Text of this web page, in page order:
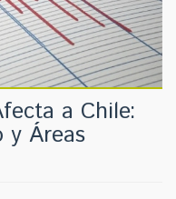
a Chile:
y Áreas